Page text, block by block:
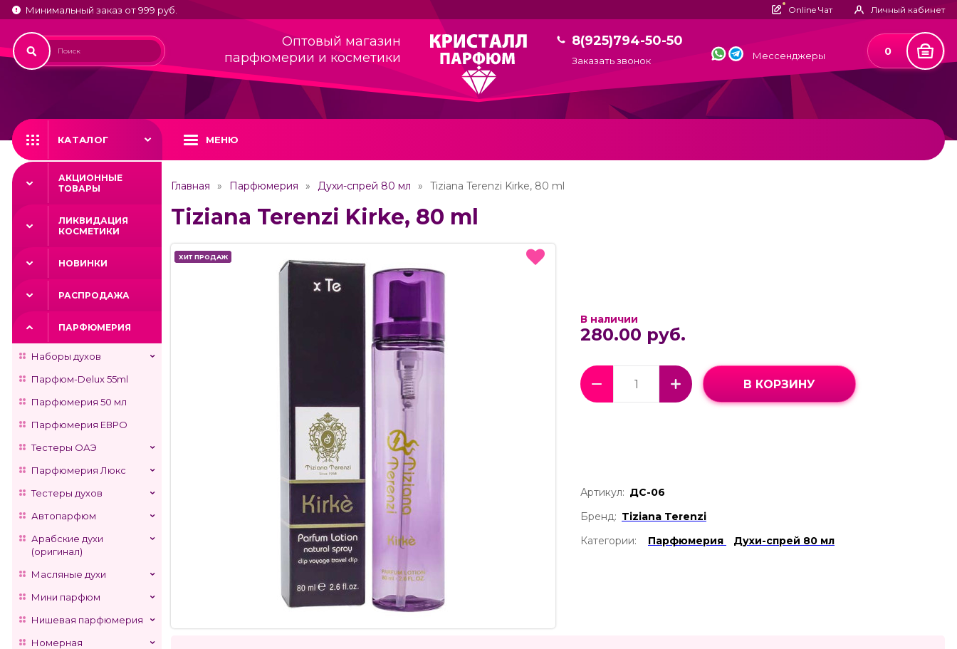
Минимальный заказ от 999 руб. Online Чат Личный кабинет
Оптовый магазин
парфюмерии и косметики
8(925)794-50-50
Заказать звонок Мессенджеры 0
КАТАЛОГ МЕНЮ
АКЦИОННЫЕ
ТОВАРЫ
ЛИКВИДАЦИЯ
КОСМЕТИКИ
НОВИНКИ
РАСПРОДАЖА
ПАРФЮМЕРИЯ
Наборы духов
Парфюм-Delux 55ml
Парфюмерия 50 мл
Парфюмерия ЕВРО
Тестеры ОАЭ
Парфюмерия Люкс
Тестеры духов
Автопарфюм
Арабские духи
(оригинал)
Масляные духи
Мини парфюм
Нишевая парфюмерия
Номерная
Главная Парфюмерия Духи-спрей 80 мл Tiziana Terenzi Kirke, 80 ml
Tiziana Terenzi Kirke, 80 ml
ХИТ ПРОДАЖ
ХИТ ПРОДАЖ
В наличии
280.00 руб.
В КОРЗИНУ
Артикул: ДС-06
Бренд: Tiziana Terenzi
Категории:
Парфюмерия Духи-спрей 80 мл